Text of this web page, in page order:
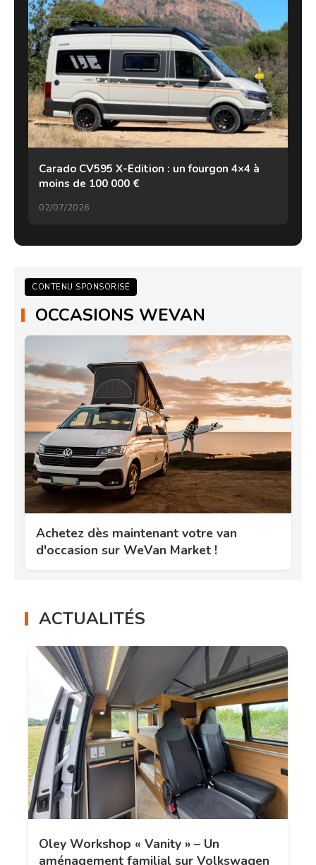
Carado CV595 X-Edition : un fourgon 4×4 à
moins de 100 000 €
02/07/2026
CONTENU SPONSORISÉ
OCCASIONS WEVAN
Achetez dès maintenant votre van
d'occasion sur WeVan Market !
ACTUALITÉS
Oley Workshop « Vanity » – Un
aménagement familial sur Volkswagen